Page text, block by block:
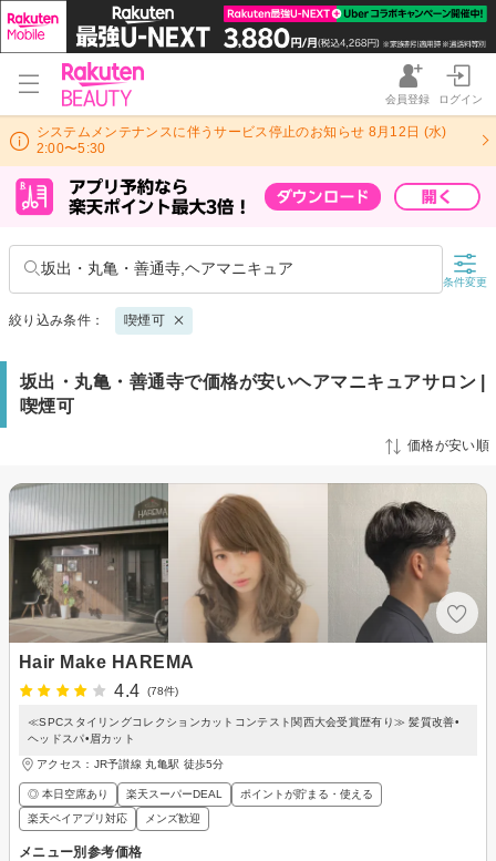
会員登録 ログイン
システムメンテナンスに伴うサービス停止のお知らせ 8月12日 (水)
2:00〜5:30
坂出・丸亀・善通寺,ヘアマニキュア
条件変更
絞り込み条件： 喫煙可
坂出・丸亀・善通寺で価格が安いヘアマニキュアサロン |
喫煙可
価格が安い順
Hair Make HAREMA
4.4
(78件)
≪SPCスタイリングコレクションカットコンテスト関西大会受賞歴有り≫ 髪質改善•
ヘッドスパ•眉カット
アクセス：JR予讃線 丸亀駅 徒歩5分
◎ 本日空席あり 楽天スーパーDEAL
ポイントが貯まる・使える
楽天ペイアプリ対応
メンズ歓迎
メニュー別参考価格